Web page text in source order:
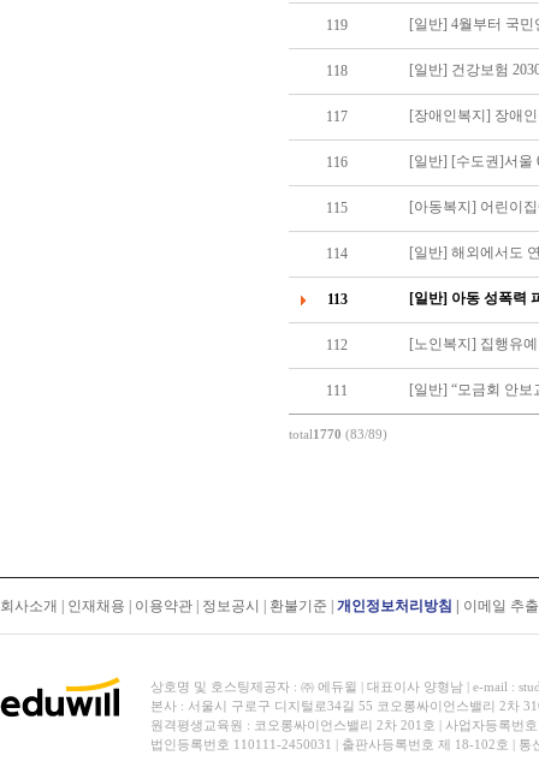
119 [일반] 4월부터 국민
118 [일반] 건강보험
117 [장애인복지] 장애
116 [일반] [수도권]서울
115 [아동복지] 어린이
114 [일반] 해외에서도
113 [일반] 아동 성폭력
112 [노인복지] 집행유
111 [일반] “모금회 안
total1770 (83/89)
회사소개 인재채용 이용약관 정보공시 환불기준 개인정보처리방침 이메일 추
상호명 및 호스팅제공자 : ㈜ 에듀윌 | 대표이사 양형남 | e-mail :
본사 : 서울시 구로구 디지털로34길 55 코오롱싸이언스밸리 2차
원격평생교육원 : 코오롱싸이언스밸리 2차 201호 | 사업자등록번
법인등록번호 110111-2450031 | 출판사등록번호 제 18-102호 |